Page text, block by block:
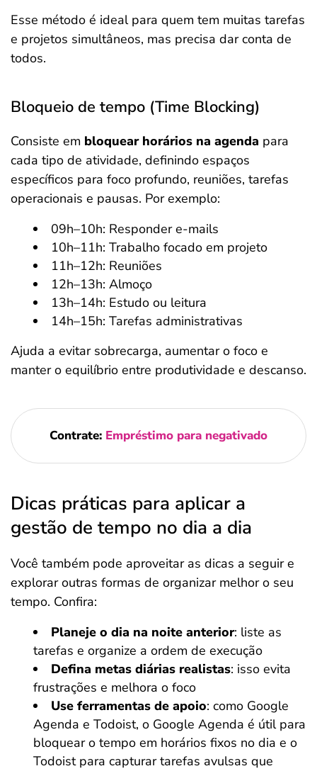
Esse método é ideal para quem tem muitas tarefas
e projetos simultâneos, mas precisa dar conta de
todos.
Bloqueio de tempo (Time Blocking)
Consiste em bloquear horários na agenda para
cada tipo de atividade, definindo espaços
específicos para foco profundo, reuniões, tarefas
operacionais e pausas. Por exemplo:
09h–10h: Responder e-mails
10h–11h: Trabalho focado em projeto
11h–12h: Reuniões
12h–13h: Almoço
13h–14h: Estudo ou leitura
14h–15h: Tarefas administrativas
Ajuda a evitar sobrecarga, aumentar o foco e
manter o equilíbrio entre produtividade e descanso.
Contrate: Empréstimo para negativado
Dicas práticas para aplicar a
gestão de tempo no dia a dia
Você também pode aproveitar as dicas a seguir e
explorar outras formas de organizar melhor o seu
tempo. Confira:
Planeje o dia na noite anterior: liste as
tarefas e organize a ordem de execução
Defina metas diárias realistas: isso evita
frustrações e melhora o foco
Use ferramentas de apoio: como Google
Agenda e Todoist, o Google Agenda é útil para
bloquear o tempo em horários fixos no dia e o
Todoist para capturar tarefas avulsas que